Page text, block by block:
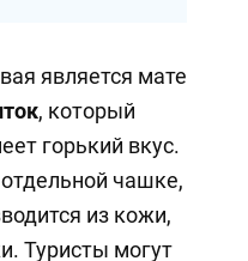
является мате
, который
горький вкус.
чашке,
из кожи,
Туристы могут